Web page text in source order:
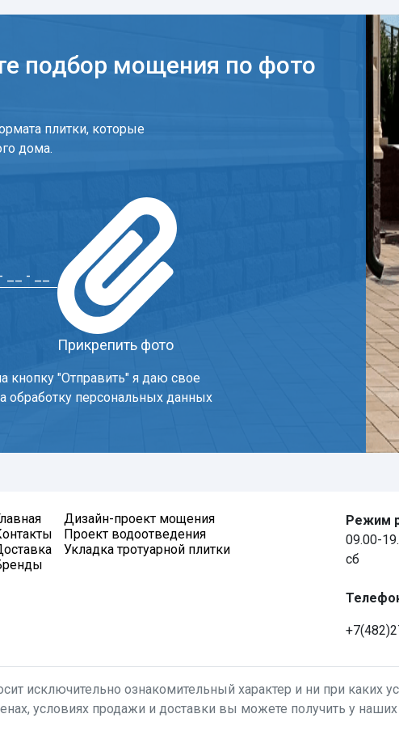
подбор мощения по фото
плитки, которые
дома.
Прикрепить фото
кнопку "Отправить" я даю свое
обработку персональных данных
Дизайн-проект мощения
Проект водоотведения
Укладка тротуарной плитки
Режим
09.00-
сб
исключительно ознакомительный характер и ни при каких
условиях продажи и доставки вы можете получить у